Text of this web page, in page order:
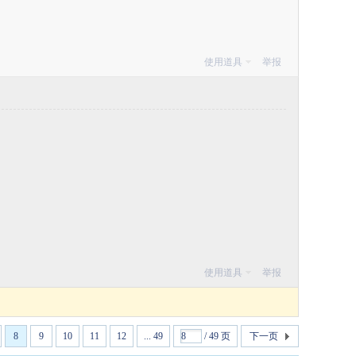
使用道具 举报
使用道具 举报
8 9 10 11 12 ... 49 / 49 页 下一页